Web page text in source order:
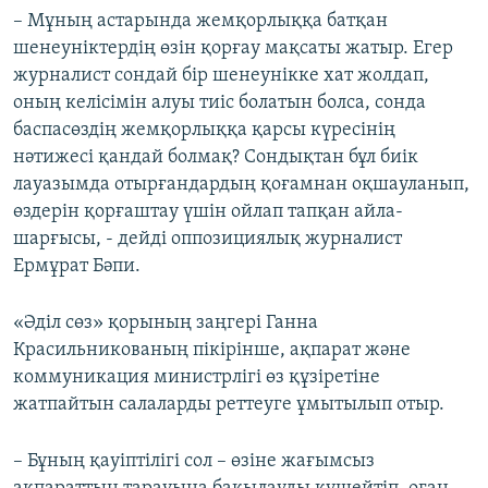
– Мұның астарында жемқорлыққа батқан
шенеуніктердің өзін қорғау мақсаты жатыр. Егер
журналист сондай бір шенеунікке хат жолдап,
оның келісімін алуы тиіс болатын болса, сонда
баспасөздің жемқорлыққа қарсы күресінің
нәтижесі қандай болмақ? Сондықтан бұл биік
лауазымда отырғандардың қоғамнан оқшауланып,
өздерін қорғаштау үшін ойлап тапқан айла-
шарғысы, - дейді оппозициялық журналист
Ермұрат Бәпи.
«Әділ сөз» қорының заңгері Ганна
Красильникованың пікірінше, ақпарат және
коммуникация министрлігі өз құзіретіне
жатпайтын салаларды реттеуге ұмытылып отыр.
– Бұның қауіптілігі сол – өзіне жағымсыз